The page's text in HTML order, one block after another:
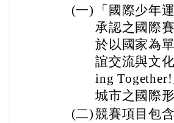
(一)
「國際少年
承認之國際
於以國家為
誼交流與文
ing
城市之國際形
(二)競賽項目包